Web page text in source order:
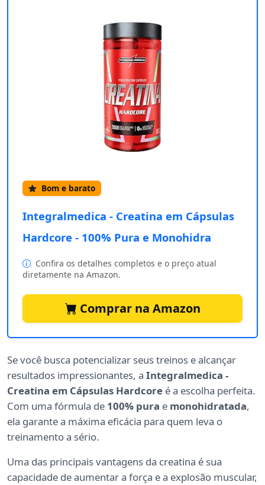
Bom e barato
Integralmedica - Creatina em Cápsulas
Hardcore - 100% Pura e Monohidra
Confira os detalhes completos e o preço atual
diretamente na Amazon.
Comprar na Amazon
Se você busca potencializar seus treinos e alcançar
resultados impressionantes, a Integralmedica -
Creatina em Cápsulas Hardcore é a escolha perfeita.
Com uma fórmula de 100% pura e monohidratada,
ela garante a máxima eficácia para quem leva o
treinamento a sério.
Uma das principais vantagens da creatina é sua
capacidade de aumentar a força e a explosão muscular,